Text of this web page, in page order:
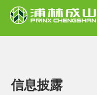
信息披露